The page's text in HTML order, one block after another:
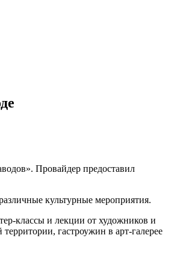
Провайдер предоставил
культурные мероприятия.
классы и лекции от художников и
гастроужин в арт-галерее